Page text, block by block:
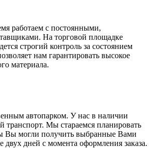
работаем с постоянными,
На торговой площадке
строгий контроль за состоянием
нам гарантировать высокое
материала.
автопарком. У нас в наличии
транспорт. Мы стараемся планировать
Вы могли получить выбранные Вами
двух дней с момента оформления заказа.